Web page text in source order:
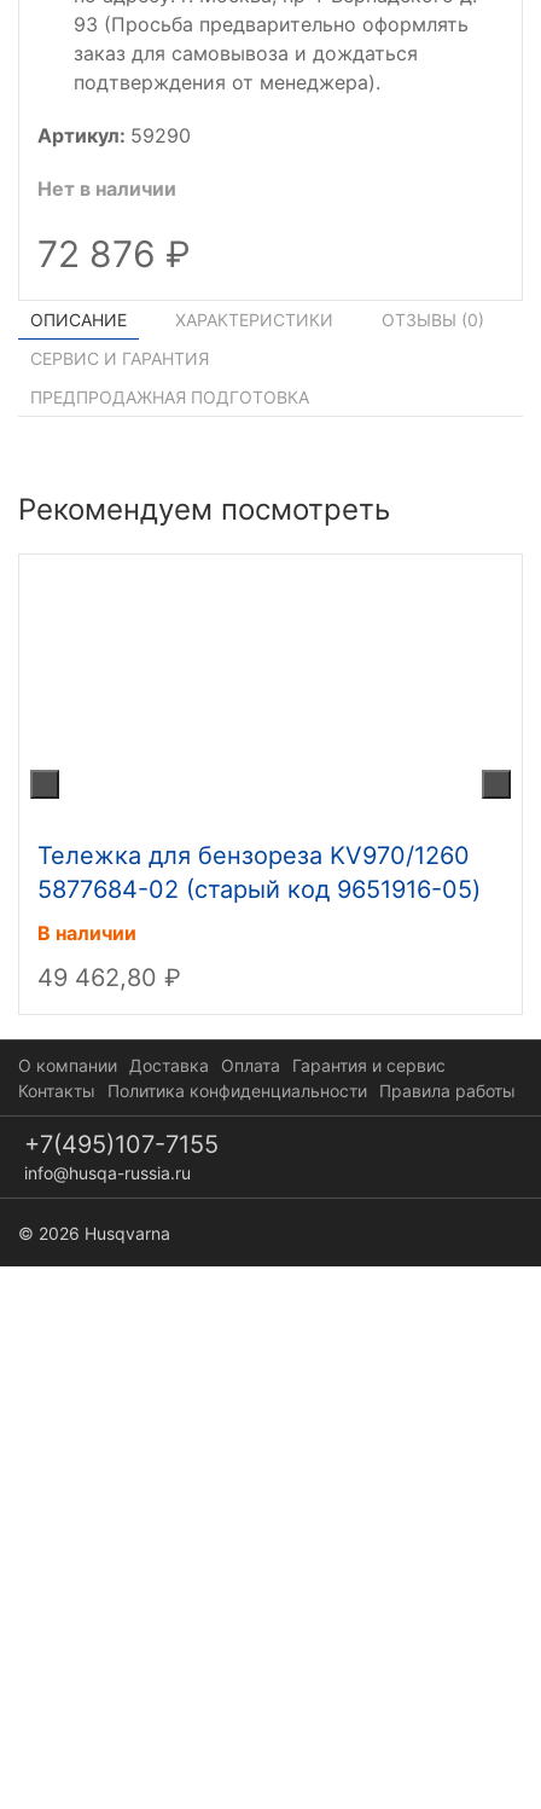
93 (Просьба предварительно оформлять
заказ для самовывоза и дождаться
подтверждения от менеджера).
Артикул: 59290
Нет в наличии
72 876
ОПИСАНИЕ ХАРАКТЕРИСТИКИ ОТЗЫВЫ (0)
СЕРВИС И ГАРАНТИЯ
ПРЕДПРОДАЖНАЯ ПОДГОТОВКА
Рекомендуем посмотреть
Тележка для бензореза KV970/1260
5877684-02 (старый код 9651916-05)
В наличии
49 462,80
О компании Доставка Оплата
Гарантия и сервис
Контакты
Политика конфиденциальности Правила работы
+7(495)107-7155
info@husqa-russia.ru
© 2026 Husqvarna